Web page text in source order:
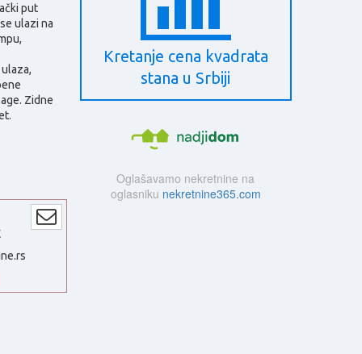
put
ulazi na
Zidne
Kretanje cena kvadrata
stana u Srbiji
Oglašavamo nekretnine na
oglasniku nekretnine365.com